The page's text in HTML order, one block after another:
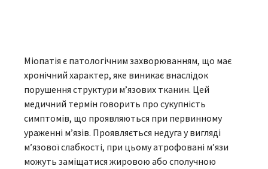
Міопатія є патологічним захворюванням, що має
хронічний характер, яке виникає внаслідок
порушення структури м’язових тканин. Цей
медичний термін говорить про сукупність
симптомів, що проявляються при первинному
ураженні м’язів. Проявляється недуга у вигляді
м’язової слабкості, при цьому атрофовані м’язи
можуть заміщатися жировою або сполучною